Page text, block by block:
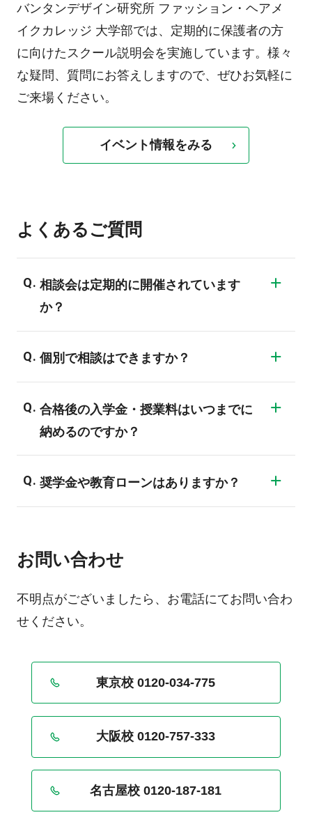
バンタンデザイン研究所 ファッション・ヘアメ
イクカレッジ 大学部では、定期的に保護者の方
に向けたスクール説明会を実施しています。様々
な疑問、質問にお答えしますので、ぜひお気軽に
ご来場ください。
イベント情報をみる
よくあるご質問
相談会は定期的に開催されています
か？
開催されています。毎月決まった日程で開
らせていただくことも可能です。日程など
わせフォームよりご相談ください。
個別で相談はできますか？
もちろんできます。保護者説明会の前後に
お時間を取らせていただくこともできます
ただくこともできます。日程などは入学事
合格後の入学金・授業料はいつまでに
納めるのですか？
試験合格後、約1ヶ月後となります。試験が
事務局までお電話、またはお問い合わせフ
ォームよりご相談ください。
奨学金や教育ローンはありますか？
ンのご用意がございます。教育ローンを使
がら通っている生徒も多くいます。生活の
負担にならないような支払いのプランもご
せフォームよりご相談ください。
お問い合わせ
不明点がございましたら、お電話にてお問い合わ
せください。
東京校 0120-034-775
大阪校 0120-757-333
名古屋校 0120-187-181